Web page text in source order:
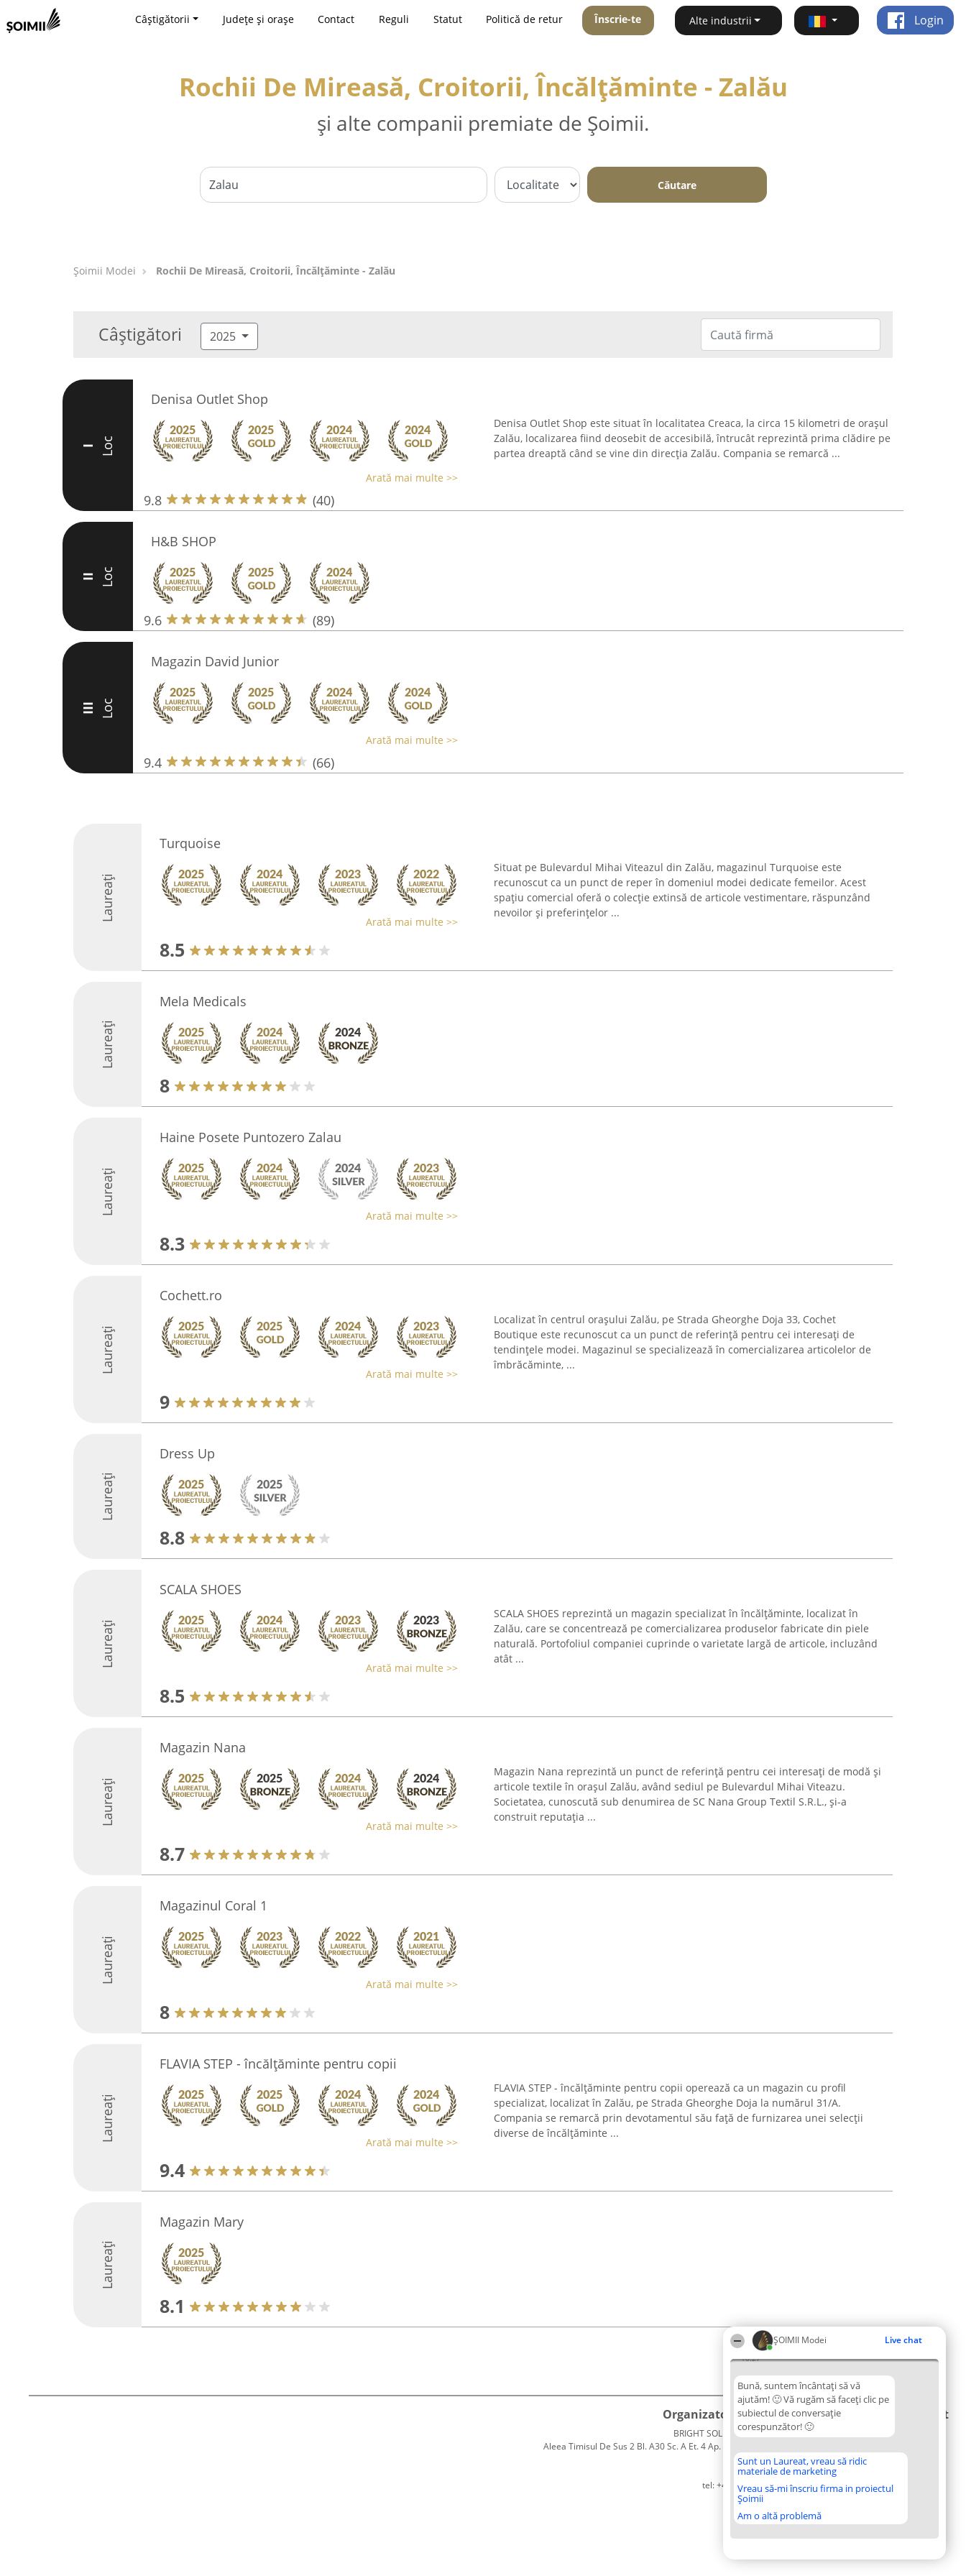
ȘOIMII Modei Live chat
10:27
Bună, suntem încântați să vă
ajutăm! 🙂 Vă rugăm să faceți clic pe
subiectul de conversație
corespunzător! 🙂
Sunt un Laureat, vreau să ridic
materiale de marketing
Vreau să-mi înscriu firma in proiectul
Șoimii
Am o altă problemă
Câștigătorii Județe și orașe Contact Reguli Statut Politică de retur Înscrie-te Alte industrii Login
Rochii De Mireasă, Croitorii, Încălțăminte - Zalău
și alte companii premiate de Șoimii.
Căutare
Șoimii Modei Rochii De Mireasă, Croitorii, Încălțăminte - Zalău
Câștigători 2025
I Loc
Denisa Outlet Shop
Arată mai multe >>
9.8 (40)
Denisa Outlet Shop este situat în localitatea Creaca, la circa 15 kilometri de orașul
Zalău, localizarea fiind deosebit de accesibilă, întrucât reprezintă prima clădire pe
partea dreaptă când se vine din direcția Zalău. Compania se remarcă ...
II Loc
H&B SHOP
9.6 (89)
III Loc
Magazin David Junior
Arată mai multe >>
9.4 (66)
Laureați
Turquoise
Arată mai multe >>
8.5
Situat pe Bulevardul Mihai Viteazul din Zalău, magazinul Turquoise este
recunoscut ca un punct de reper în domeniul modei dedicate femeilor. Acest
spațiu comercial oferă o colecție extinsă de articole vestimentare, răspunzând
nevoilor și preferințelor ...
Laureați
Mela Medicals
8
Laureați
Haine Posete Puntozero Zalau
Arată mai multe >>
8.3
Laureați
Cochett.ro
Arată mai multe >>
9
Localizat în centrul orașului Zalău, pe Strada Gheorghe Doja 33, Cochet
Boutique este recunoscut ca un punct de referință pentru cei interesați de
tendințele modei. Magazinul se specializează în comercializarea articolelor de
îmbrăcăminte, ...
Laureați
Dress Up
8.8
Laureați
SCALA SHOES
Arată mai multe >>
8.5
SCALA SHOES reprezintă un magazin specializat în încălțăminte, localizat în
Zalău, care se concentrează pe comercializarea produselor fabricate din piele
naturală. Portofoliul companiei cuprinde o varietate largă de articole, incluzând
atât ...
Laureați
Magazin Nana
Arată mai multe >>
8.7
Magazin Nana reprezintă un punct de referință pentru cei interesați de modă și
articole textile în orașul Zalău, având sediul pe Bulevardul Mihai Viteazu.
Societatea, cunoscută sub denumirea de SC Nana Group Textil S.R.L., și-a
construit reputația ...
Laureați
Magazinul Coral 1
Arată mai multe >>
8
Laureați
FLAVIA STEP - încălțăminte pentru copii
Arată mai multe >>
9.4
FLAVIA STEP - încălțăminte pentru copii operează ca un magazin cu profil
specializat, localizat în Zalău, pe Strada Gheorghe Doja la numărul 31/A.
Compania se remarcă prin devotamentul său față de furnizarea unei selecții
diverse de încălțăminte ...
Laureați
Magazin Mary
8.1
Organizator Ranking
BRIGHT SOLUTIONS BR SRL
Aleea Timisul De Sus 2 Bl. A30 Sc. A Et. 4 Ap. 13 Cod 061952
București
CUI 36737675
tel: +40 770 990 492
Plebiscyt
Tuturor
Laureaților
Reguli
confidențialitate
Contact